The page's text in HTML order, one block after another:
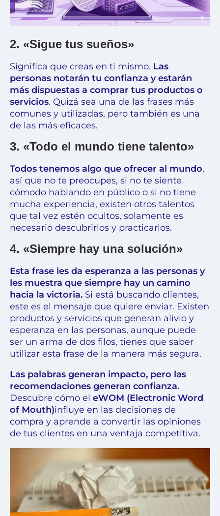
2. «Sigue tus sueños»
Significa que creas en ti mismo. Las
personas notarán tu confianza y estarán
más dispuestas a comprar tus productos o
servicios. Quizá sea una de las frases más
comunes y utilizadas, pero también es una
de las más eficaces.
3. «Todo el mundo tiene talento»
Todos tenemos algo que ofrecer al mundo,
así que no te preocupes, si no te siente
cómodo hablando en público o si no tiene
mucha experiencia, existen otros talentos
que tal vez estén ocultos, solamente es
necesario descubrirlos y practicarlos.
4. «Siempre hay una solución»
Esta frase les da esperanza a las personas y
les muestra que siempre hay un camino
hacia la victoria. Si está buscando clientes,
este es el mensaje que quiere enviar. Existen
productos y servicios que generan alivio y
esperanza en las personas, aunque puede
ser un arma de dos filos, tienes que saber
utilizar esta frase de la manera más segura.
Las palabras generan impacto, pero las
recomendaciones generan confianza.
Descubre cómo el eWOM (Electronic Word
of Mouth)influye en las decisiones de
compra y aprende a convertir las opiniones
de tus clientes en una ventaja competitiva.